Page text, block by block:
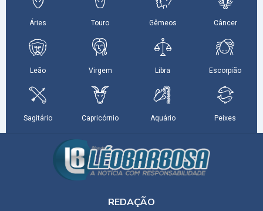
REDAÇÃO